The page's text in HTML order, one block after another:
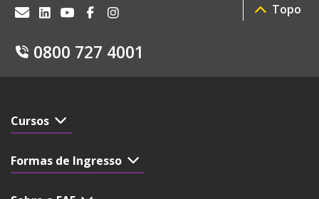
0800 727 4001
Topo
Cursos
Formas de Ingresso